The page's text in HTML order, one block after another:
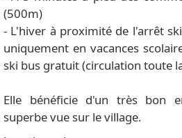
(500m)
- L'hiver à proximité de l'arrêt
uniquement en vacances
ski bus gratuit (circulation toute
Elle bénéficie d'un très bon
superbe vue sur le village.